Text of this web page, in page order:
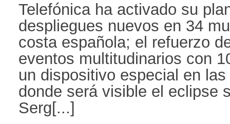
Telefónica ha activado su
despliegues nuevos en 34
costa española; el refuerzo
eventos multitudinarios con
un dispositivo especial en
donde será visible el eclipse
Serg[...]